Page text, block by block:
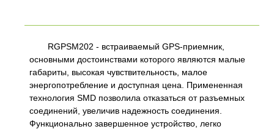
RGPSM202 - встраиваемый GPS-приемник,
основными достоинствами которого являются малые
габариты, высокая чувствительность, малое
энергопотребление и доступная цена. Примененная
технология SMD позволила отказаться от разъемных
соединений, увеличив надежность соединения.
Функционально завершенное устройство, легко